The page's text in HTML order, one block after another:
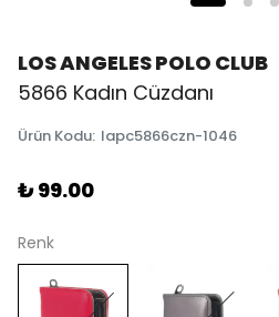
LOS ANGELES POLO CLUB
5866 Kadın Cüzdanı
Ürün Kodu: lapc5866czn-1046
₺ 99.00
Renk